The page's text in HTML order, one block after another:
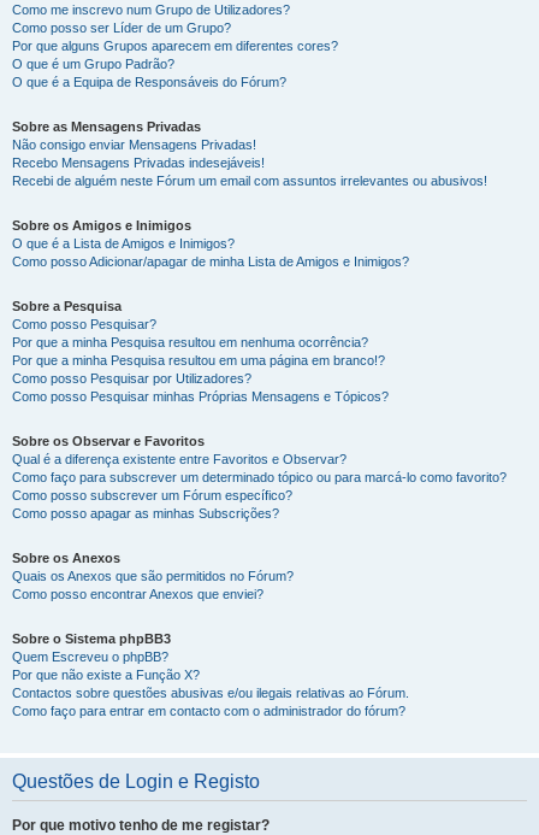
Como me inscrevo num Grupo de Utilizadores?
Como posso ser Líder de um Grupo?
Por que alguns Grupos aparecem em diferentes cores?
O que é um Grupo Padrão?
O que é a Equipa de Responsáveis do Fórum?
Sobre as Mensagens Privadas
Não consigo enviar Mensagens Privadas!
Recebo Mensagens Privadas indesejáveis!
Recebi de alguém neste Fórum um email com assuntos irrelevantes ou abusivos!
Sobre os Amigos e Inimigos
O que é a Lista de Amigos e Inimigos?
Como posso Adicionar/apagar de minha Lista de Amigos e Inimigos?
Sobre a Pesquisa
Como posso Pesquisar?
Por que a minha Pesquisa resultou em nenhuma ocorrência?
Por que a minha Pesquisa resultou em uma página em branco!?
Como posso Pesquisar por Utilizadores?
Como posso Pesquisar minhas Próprias Mensagens e Tópicos?
Sobre os Observar e Favoritos
Qual é a diferença existente entre Favoritos e Observar?
Como faço para subscrever um determinado tópico ou para marcá-lo como favorito?
Como posso subscrever um Fórum específico?
Como posso apagar as minhas Subscrições?
Sobre os Anexos
Quais os Anexos que são permitidos no Fórum?
Como posso encontrar Anexos que enviei?
Sobre o Sistema phpBB3
Quem Escreveu o phpBB?
Por que não existe a Função X?
Contactos sobre questões abusivas e/ou ilegais relativas ao Fórum.
Como faço para entrar em contacto com o administrador do fórum?
Questões de Login e Registo
Por que motivo tenho de me registar?